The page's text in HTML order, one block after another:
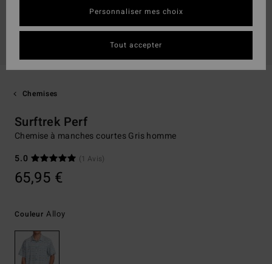
Chemises
Surftrek Perf
Chemise à manches courtes Gris homme
5.0
(1 Avis)
65,95 €
Couleur Alloy
Personnaliser mes choix
Tout accepter